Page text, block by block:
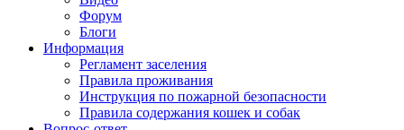
Форум
Блоги
Информация
Регламент заселения
Правила проживания
Инструкция по пожарной безопасности
Правила содержания кошек и собак